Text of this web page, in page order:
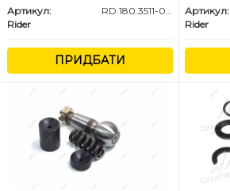
Артикул:
Rider
ПРИДБАТИ
Артикул:
Rider